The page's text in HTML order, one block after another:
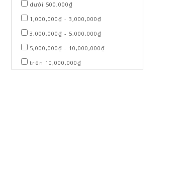
dưới 500,000₫
1,000,000₫ - 3,000,000₫
3,000,000₫ - 5,000,000₫
5,000,000₫ - 10,000,000₫
trên 10,000,000₫